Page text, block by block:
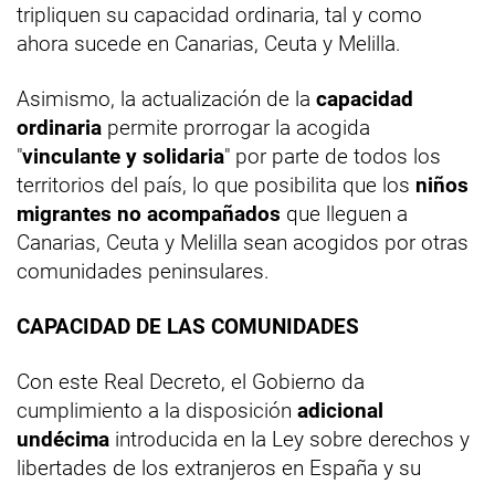
tripliquen su capacidad ordinaria, tal y como
ahora sucede en Canarias, Ceuta y Melilla.
Asimismo, la actualización de la capacidad
ordinaria permite prorrogar la acogida
"vinculante y solidaria" por parte de todos los
territorios del país, lo que posibilita que los niños
migrantes no acompañados que lleguen a
Canarias, Ceuta y Melilla sean acogidos por otras
comunidades peninsulares.
CAPACIDAD DE LAS COMUNIDADES
Con este Real Decreto, el Gobierno da
cumplimiento a la disposición adicional
undécima introducida en la Ley sobre derechos y
libertades de los extranjeros en España y su